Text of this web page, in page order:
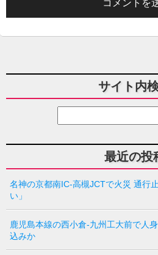
サイト内
最近の投
名神の京都南IC-高槻JCTで火災 通行
い」
鹿児島本線の西小倉-九州工大前で人
込みか